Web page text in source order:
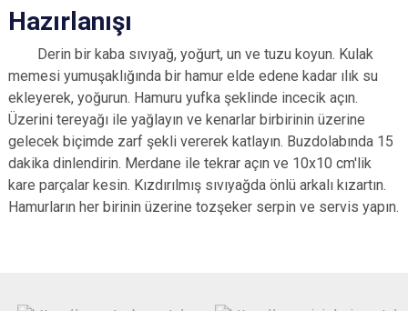
Hazırlanışı
Derin bir kaba sıvıyağ, yoğurt, un ve tuzu koyun. Kulak
memesi yumuşaklığında bir hamur elde edene kadar ılık su
ekleyerek, yoğurun. Hamuru yufka şeklinde incecik açın.
Üzerini tereyağı ile yağlayın ve kenarlar birbirinin üzerine
gelecek biçimde zarf şekli vererek katlayın. Buzdolabında 15
dakika dinlendirin. Merdane ile tekrar açın ve 10x10 cm'lik
kare parçalar kesin. Kızdırılmış sıvıyağda önlü arkalı kızartın.
Hamurların her birinin üzerine tozşeker serpin ve servis yapın.